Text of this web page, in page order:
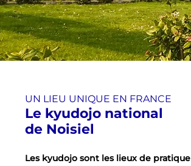
UN LIEU UNIQUE EN FRANCE
Le kyudojo national
de Noisiel
Les kyudojo sont les lieux de pratique